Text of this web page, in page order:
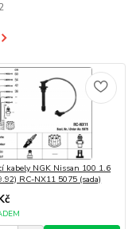
kabely NGK Nissan 100 1.6
RC-NX11 5075 (sada)